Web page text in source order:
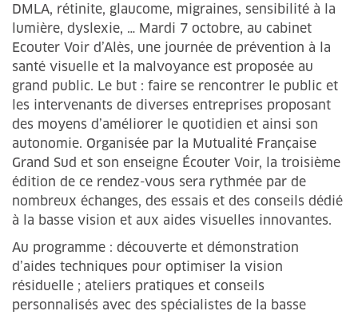
DMLA, rétinite, glaucome, migraines, sensibilité à la
lumière, dyslexie, … Mardi 7 octobre, au cabinet
Ecouter Voir d’Alès, une journée de prévention à la
santé visuelle et la malvoyance est proposée au
grand public. Le but : faire se rencontrer le public et
les intervenants de diverses entreprises proposant
des moyens d’améliorer le quotidien et ainsi son
autonomie. Organisée par la Mutualité Française
Grand Sud et son enseigne Écouter Voir, la troisième
édition de ce rendez-vous sera rythmée par de
nombreux échanges, des essais et des conseils dédié
à la basse vision et aux aides visuelles innovantes.
Au programme : découverte et démonstration
d’aides techniques pour optimiser la vision
résiduelle ; ateliers pratiques et conseils
personnalisés avec des spécialistes de la basse